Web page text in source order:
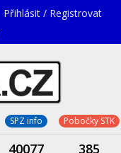
Přihlásit / Registrovat
SPZ info Pobočky STK
40077 385